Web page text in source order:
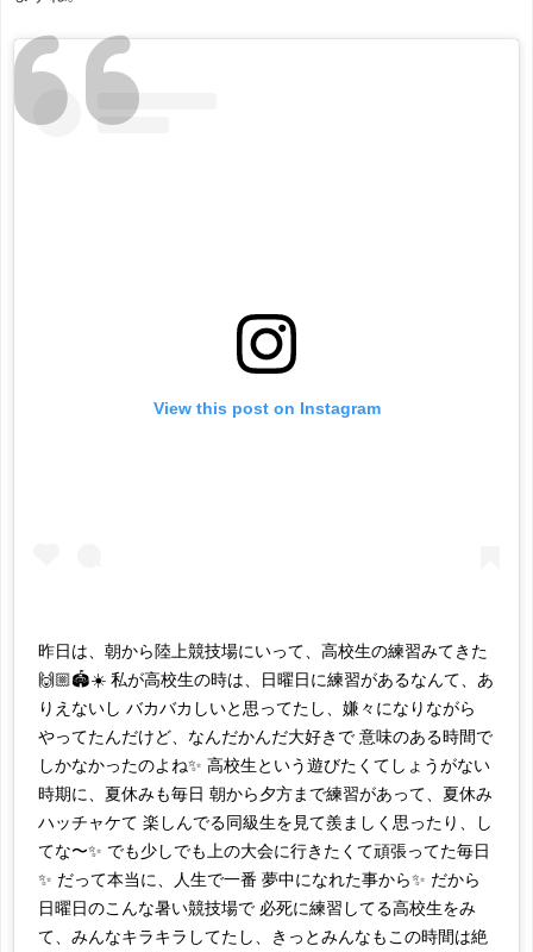
View this post on Instagram
昨日は、朝から陸上競技場にいって、高校生の練習みてきた
🙌🏼🏟☀️ 私が高校生の時は、日曜日に練習があるなんて、あ
りえないし バカバカしいと思ってたし、嫌々になりながら
やってたんだけど、なんだかんだ大好きで 意味のある時間で
しかなかったのよね✨ 高校生という遊びたくてしょうがない
時期に、夏休みも毎日 朝から夕方まで練習があって、夏休み
ハッチャケて 楽しんでる同級生を見て羨ましく思ったり、し
てな〜✨ でも少しでも上の大会に行きたくて頑張ってた毎日
✨ だって本当に、人生で一番 夢中になれた事から✨ だから
日曜日のこんな暑い競技場で 必死に練習してる高校生をみ
て、みんなキラキラしてたし、きっとみんなもこの時間は絶